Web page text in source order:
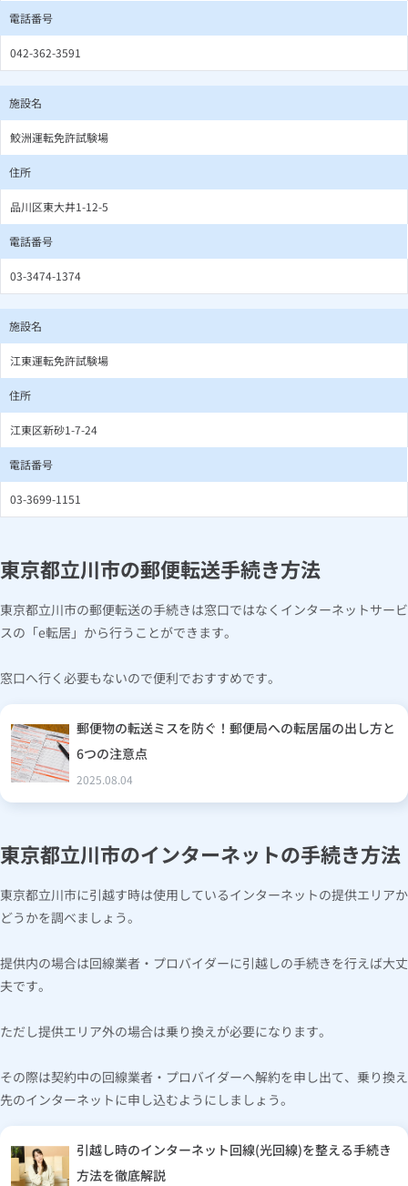
電話番号
042-362-3591
施設名
鮫洲運転免許試験場
住所
品川区東大井1-12-5
電話番号
03-3474-1374
施設名
江東運転免許試験場
住所
江東区新砂1-7-24
電話番号
03-3699-1151
東京都立川市の郵便転送手続き方法
東京都立川市の郵便転送の手続きは窓口ではなくインターネットサービ
スの「e転居」から行うことができます。
窓口へ行く必要もないので便利でおすすめです。
郵便物の転送ミスを防ぐ！郵便局への転居届の出し方と
6つの注意点
2025.08.04
東京都立川市のインターネットの手続き方法
東京都立川市に引越す時は使用しているインターネットの提供エリアか
どうかを調べましょう。
提供内の場合は回線業者・プロバイダーに引越しの手続きを行えば大丈
夫です。
ただし提供エリア外の場合は乗り換えが必要になります。
その際は契約中の回線業者・プロバイダーへ解約を申し出て、乗り換え
先のインターネットに申し込むようにしましょう。
引越し時のインターネット回線(光回線)を整える手続き
方法を徹底解説